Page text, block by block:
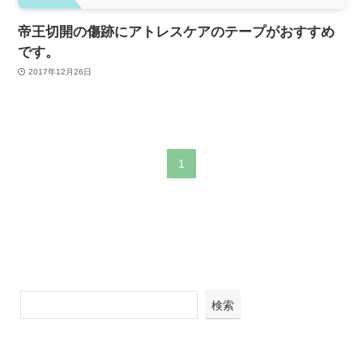
帝王切開の傷跡にアトレスケアのテープがおすすめ
です。
2017年12月26日
1
検索